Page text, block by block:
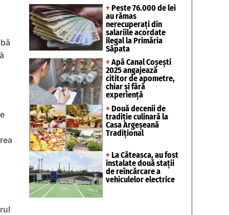
+ Peste 76.000 de lei
au rămas
nerecuperați din
salariile acordate
ilegal la Primăria
Săpata
+ Apă Canal Coșești
2025 angajează
cititor de apometre,
chiar și fără
experiență
+ Două decenii de
tradiție culinară la
Casa Argeșeană
Tradițional
+ La Căteasca, au fost
instalate două stații
de reîncărcare a
vehiculelor electrice